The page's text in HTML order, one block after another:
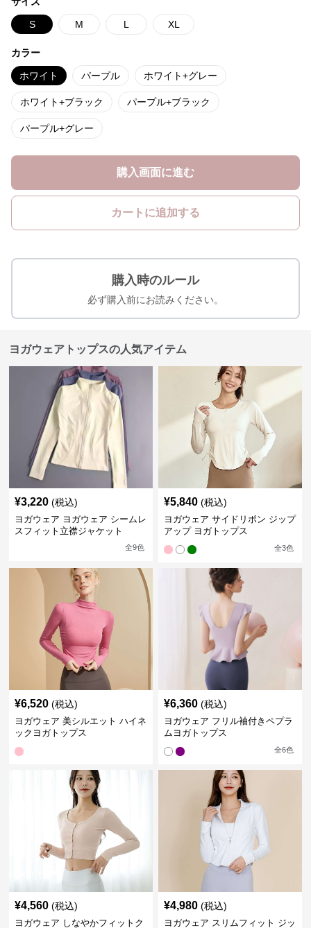
S M L XL
カラー
ホワイト パープル ホワイト+グレー
ホワイト+ブラック パープル+ブラック
パープル+グレー
購入画面に進む
カートに追加する
購入時のルール
必ず購入前にお読みください。
ヨガウェアトップスの人気アイテム
¥3,220 (税込)
ヨガウェア ヨガウェア シームレ
スフィット立襟ジャケット
全9色
¥5,840 (税込)
ヨガウェア サイドリボン ジップ
アップ ヨガトップス
全3色
¥6,520 (税込)
ヨガウェア 美シルエット ハイネ
ックヨガトップス
¥6,360 (税込)
ヨガウェア フリル袖付きペプラ
ムヨガトップス
全6色
¥4,560 (税込)
ヨガウェア しなやかフィットク
¥4,980 (税込)
ヨガウェア スリムフィット ジッ